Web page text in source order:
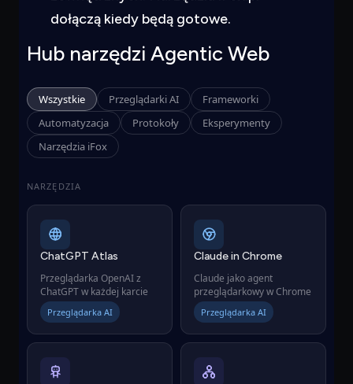
dołączą kiedy będą gotowe.
Hub narzędzi Agentic Web
Wszystkie Przeglądarki AI
Frameworki
Automatyzacja
Protokoły
Eksperymenty
Narzędzia iFox
NARZĘDZIA
ChatGPT Atlas
Przeglądarka OpenAI z
ChatGPT w każdej karcie
Przeglądarka AI
Claude in Chrome
Claude jako agent
przeglądarkowy w Chrome
Przeglądarka AI